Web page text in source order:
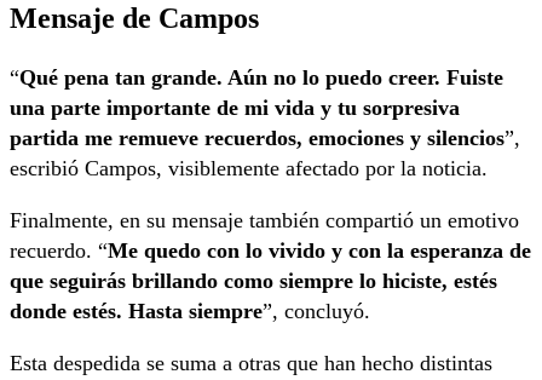
Mensaje de Campos
“Qué pena tan grande. Aún no lo puedo creer. Fuiste
una parte importante de mi vida y tu sorpresiva
partida me remueve recuerdos, emociones y silencios”,
escribió Campos, visiblemente afectado por la noticia.
Finalmente, en su mensaje también compartió un emotivo
recuerdo. “Me quedo con lo vivido y con la esperanza de
que seguirás brillando como siempre lo hiciste, estés
donde estés. Hasta siempre”, concluyó.
Esta despedida se suma a otras que han hecho distintas